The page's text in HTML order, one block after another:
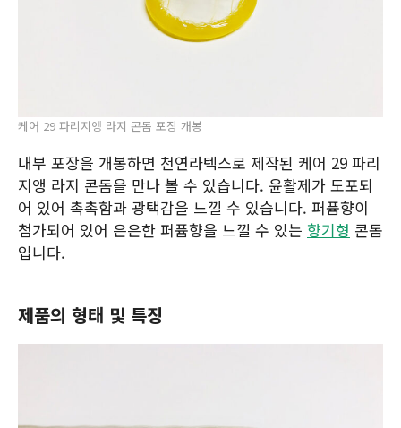
케어 29 파리지앵 라지 콘돔 포장 개봉
내부 포장을 개봉하면 천연라텍스로 제작된 케어 29 파리
지앵 라지 콘돔을 만나 볼 수 있습니다. 윤활제가 도포되
어 있어 촉촉함과 광택감을 느낄 수 있습니다. 퍼퓸향이
첨가되어 있어 은은한 퍼퓸향을 느낄 수 있는 향기형 콘돔
입니다.
제품의 형태 및 특징